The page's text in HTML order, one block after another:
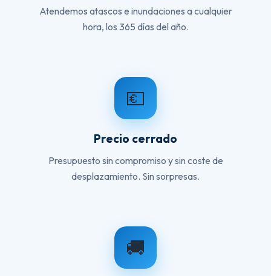
Atendemos atascos e inundaciones a cualquier
hora, los 365 días del año.
💶
Precio cerrado
Presupuesto sin compromiso y sin coste de
desplazamiento. Sin sorpresas.
🚚